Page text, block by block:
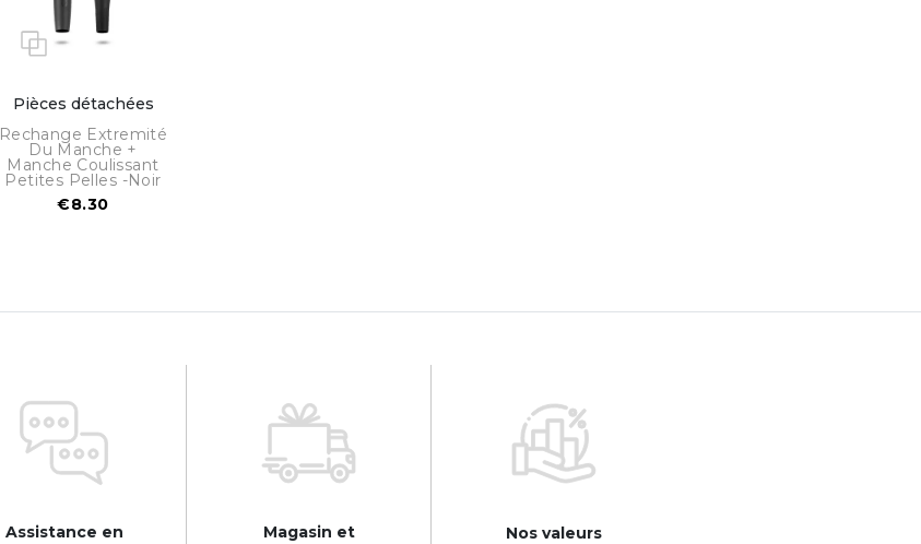
Pièces détachées
Rechange Extremité
Du Manche +
Manche Coulissant
Petites Pelles -noir
€8.30
Assistance en
Magasin et
Nos valeurs